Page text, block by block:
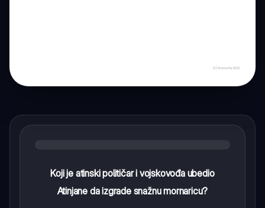
Koji je atinski političar i vojskovođa ubedio
Atinjane da izgrade snažnu mornaricu?